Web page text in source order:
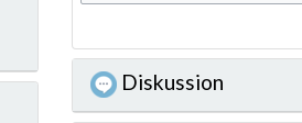
Diskussion